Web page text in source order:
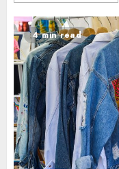
4 min read